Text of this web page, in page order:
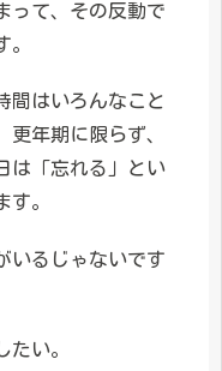
って、その反動で
。
間はいろんなこと
年期に限らず、
は「忘れる」とい
す。
いるじゃないです
たい。